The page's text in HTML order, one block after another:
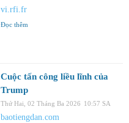
vi.rfi.fr
Đọc thêm
Cuộc tấn công liều lĩnh của
Trump
Thứ Hai, 02 Tháng Ba 2026 10:57 SA
baotiengdan.com